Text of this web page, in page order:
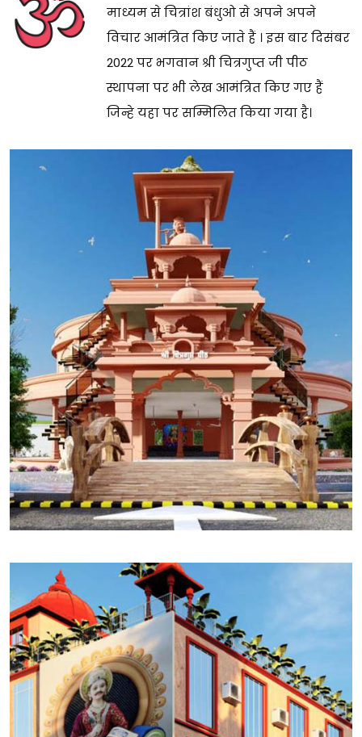
माध्यम से चित्रांश बंधुओ से अपने अपने
विचार आमंत्रित किए जाते हैं । इस बार दिसंबर
2022 पर भगवान श्री चित्रगुप्त जी पीठ
स्थापना पर भी लेख आमंत्रित किए गए हैं
जिन्हे यहा पर सम्मिलित किया गया है।